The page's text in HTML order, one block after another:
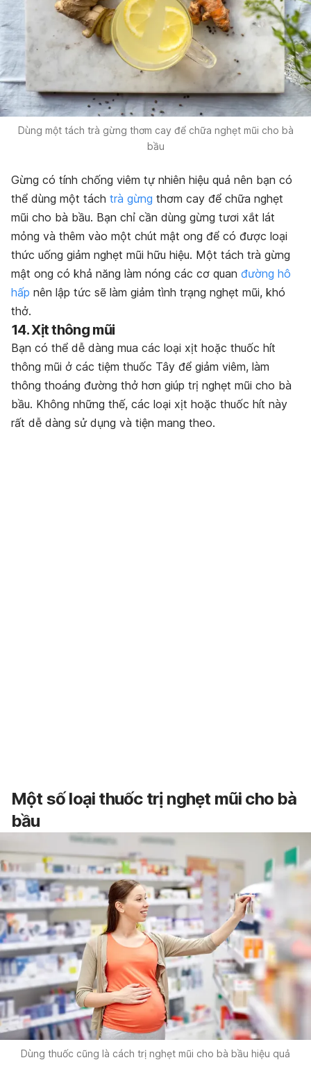
Dùng một tách trà gừng thơm cay để chữa nghẹt mũi cho bà
bầu
Gừng có tính chống viêm tự nhiên hiệu quả nên bạn có
thể dùng một tách trà gừng thơm cay để chữa nghẹt
mũi cho bà bầu. Bạn chỉ cần dùng gừng tươi xắt lát
mỏng và thêm vào một chút mật ong để có được loại
thức uống giảm nghẹt mũi hữu hiệu. Một tách trà gừng
mật ong có khả năng làm nóng các cơ quan đường hô
hấp nên lập tức sẽ làm giảm tình trạng nghẹt mũi, khó
thở.
14. Xịt thông mũi
Bạn có thể dễ dàng mua các loại xịt hoặc thuốc hít
thông mũi ở các tiệm thuốc Tây để giảm viêm, làm
thông thoáng đường thở hơn giúp trị nghẹt mũi cho bà
bầu. Không những thế, các loại xịt hoặc thuốc hít này
rất dễ dàng sử dụng và tiện mang theo.
Một số loại thuốc trị nghẹt mũi cho bà
bầu
Dùng thuốc cũng là cách trị nghẹt mũi cho bà bầu hiệu quả